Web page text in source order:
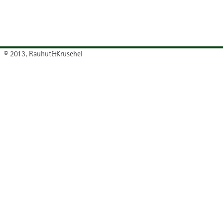
© 2013, Rauhut&Kruschel